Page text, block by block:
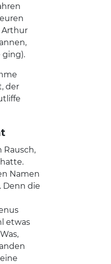
Arthur
ging).
der
Rausch,
Namen
Denn die
etwas